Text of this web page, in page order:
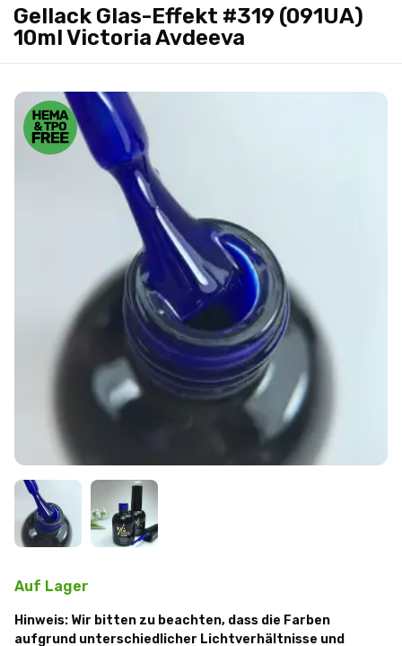
Gellack Glas-Effekt #319 (091UA)
10ml Victoria Avdeeva
Auf Lager
Hinweis: Wir bitten zu beachten, dass die Farben
aufgrund unterschiedlicher Lichtverhältnisse und